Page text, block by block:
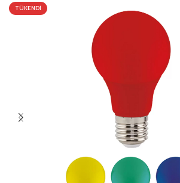
TÜKENDI